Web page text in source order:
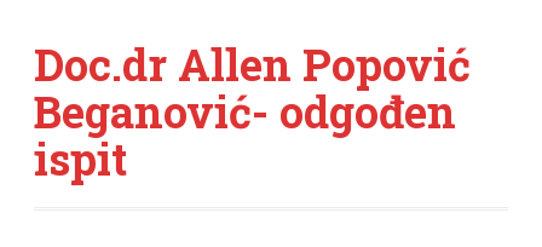
Doc.dr Allen Popović
Beganović- odgođen
ispit